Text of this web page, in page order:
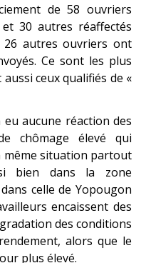
de 58 ouvriers
30 autres réaffectés
26 autres ouvriers ont
Ce sont les plus
aussi ceux qualifiés de «
eu aucune réaction des
chômage élevé qui
même situation partout
bien dans la zone
celle de Yopougon
encaissent des
des conditions
alors que le
plus élevé.